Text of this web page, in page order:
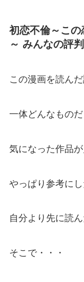
初恋不倫～こ
～ みんなの評判
この漫画を読ん
一体どんなもの
気になった作品が
やっぱり参考にし
自分より先に読
そこで・・・